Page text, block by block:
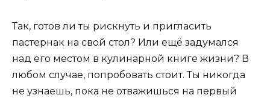
Так, готов ли ты рискнуть и пригласить
пастернак на свой стол? Или ещё задумался
над его местом в кулинарной книге жизни? В
любом случае, попробовать стоит. Ты никогда
не узнаешь, пока не отважишься на первый